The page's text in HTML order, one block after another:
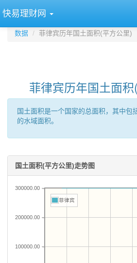
快易理财网
数据 菲律宾历年国土面积(平方公里)
菲律宾历年国土面
国土面积是一个国家的总面积，其中包
的水域面积。
国土面积(平方公里)走势图
100000.00
200000.00
300000.00
菲律宾